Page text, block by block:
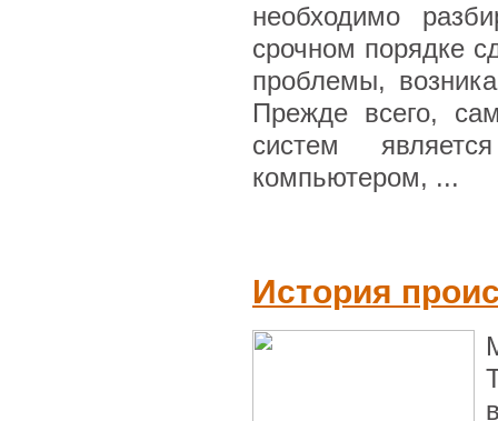
необходимо
срочном порядке
проблемы,
Прежде всего,
систем
компьютером, ...
История